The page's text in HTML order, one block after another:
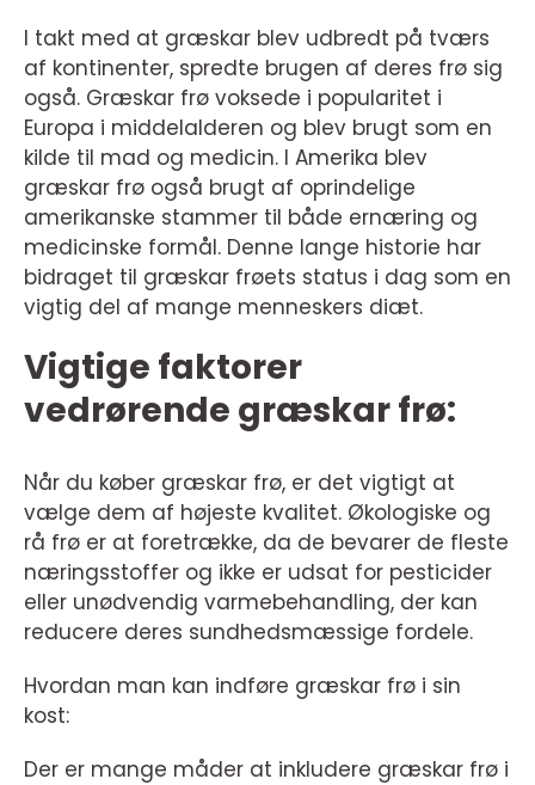
I takt med at græskar blev udbredt på tværs
af kontinenter, spredte brugen af deres frø sig
også. Græskar frø voksede i popularitet i
Europa i middelalderen og blev brugt som en
kilde til mad og medicin. I Amerika blev
græskar frø også brugt af oprindelige
amerikanske stammer til både ernæring og
medicinske formål. Denne lange historie har
bidraget til græskar frøets status i dag som en
vigtig del af mange menneskers diæt.
Vigtige faktorer
vedrørende græskar frø:
Når du køber græskar frø, er det vigtigt at
vælge dem af højeste kvalitet. Økologiske og
rå frø er at foretrække, da de bevarer de fleste
næringsstoffer og ikke er udsat for pesticider
eller unødvendig varmebehandling, der kan
reducere deres sundhedsmæssige fordele.
Hvordan man kan indføre græskar frø i sin
kost:
Der er mange måder at inkludere græskar frø i